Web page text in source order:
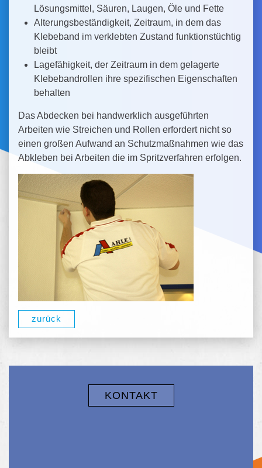
Lösungsmittel, Säuren, Laugen, Öle und Fette
Alterungsbeständigkeit, Zeitraum, in dem das
Klebeband im verklebten Zustand funktionstüchtig
bleibt
Lagefähigkeit, der Zeitraum in dem gelagerte
Klebebandrollen ihre spezifischen Eigenschaften
behalten
Das Abdecken bei handwerklich ausgeführten
Arbeiten wie Streichen und Rollen erfordert nicht so
einen großen Aufwand an Schutzmaßnahmen wie das
Abkleben bei Arbeiten die im Spritzverfahren erfolgen.
zurück
KONTAKT